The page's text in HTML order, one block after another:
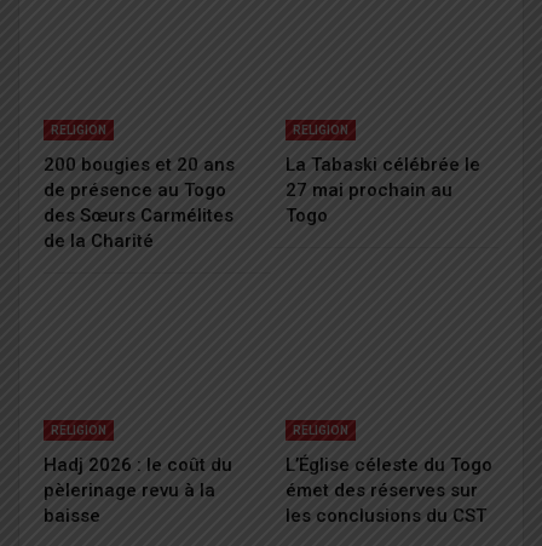
RELIGION
200 bougies et 20 ans
de présence au Togo
des Sœurs Carmélites
de la Charité
RELIGION
La Tabaski célébrée le
27 mai prochain au
Togo
RELIGION
Hadj 2026 : le coût du
pèlerinage revu à la
baisse
RELIGION
L’Église céleste du Togo
émet des réserves sur
les conclusions du CST